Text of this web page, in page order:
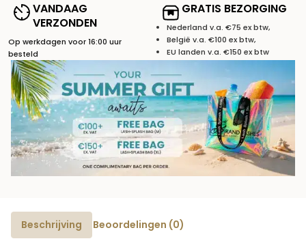
VANDAAG
VERZONDEN
Op werkdagen voor 16:00 uur
besteld
GRATIS BEZORGING
Nederland v.a. €75 ex btw,
België v.a. €100 ex btw,
EU landen v.a. €150 ex btw
Beschrijving Beoordelingen (0)